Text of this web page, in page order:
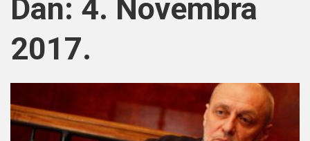
Dan: 4. Novembra
2017.